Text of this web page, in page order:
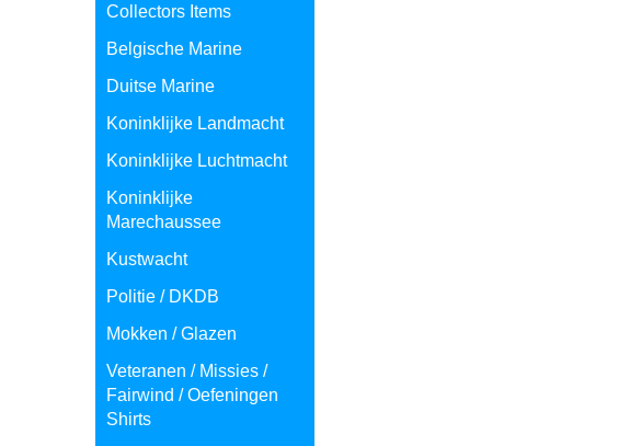
Collectors Items
Belgische Marine
Duitse Marine
Koninklijke Landmacht
Koninklijke Luchtmacht
Koninklijke
Marechaussee
Kustwacht
Politie / DKDB
Mokken / Glazen
Veteranen / Missies /
Fairwind / Oefeningen
Shirts